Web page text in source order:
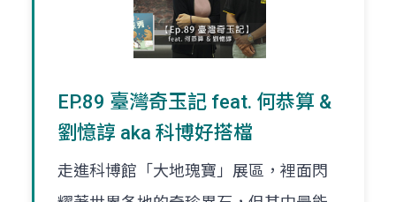
EP.89 臺灣奇玉記 feat. 何恭算 &
劉憶諄 aka 科博好搭檔
走進科博館「大地瑰寶」展區，裡面閃